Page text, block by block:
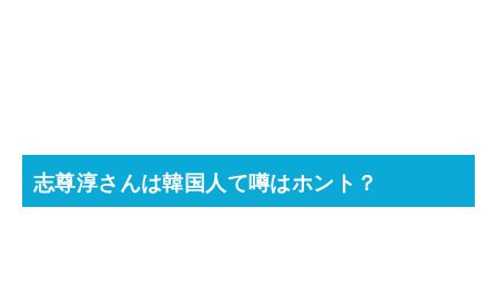
志尊淳さんは韓国人て噂はホント？